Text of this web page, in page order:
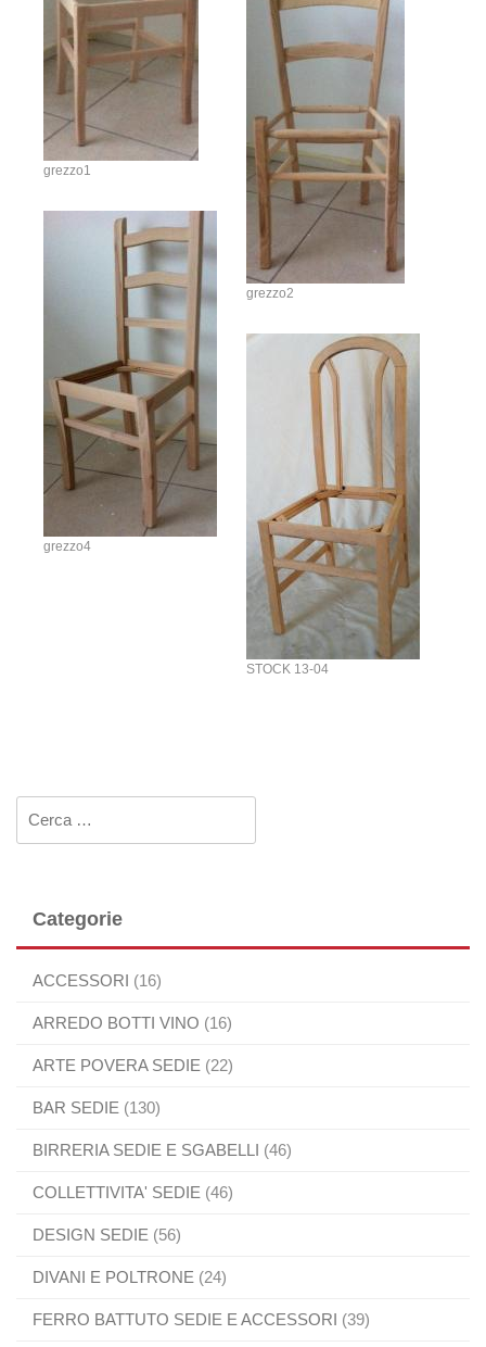
grezzo1
grezzo2
grezzo4
STOCK 13-04
Categorie
ACCESSORI (16)
ARREDO BOTTI VINO (16)
ARTE POVERA SEDIE (22)
BAR SEDIE (130)
BIRRERIA SEDIE E SGABELLI (46)
COLLETTIVITA' SEDIE (46)
DESIGN SEDIE (56)
DIVANI E POLTRONE (24)
FERRO BATTUTO SEDIE E ACCESSORI (39)